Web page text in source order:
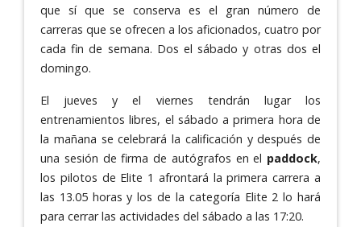
que sí que se conserva es el gran número de
carreras que se ofrecen a los aficionados, cuatro por
cada fin de semana. Dos el sábado y otras dos el
domingo.
El jueves y el viernes tendrán lugar los
entrenamientos libres, el sábado a primera hora de
la mañana se celebrará la calificación y después de
una sesión de firma de autógrafos en el paddock,
los pilotos de Elite 1 afrontará la primera carrera a
las 13.05 horas y los de la categoría Elite 2 lo hará
para cerrar las actividades del sábado a las 17:20.